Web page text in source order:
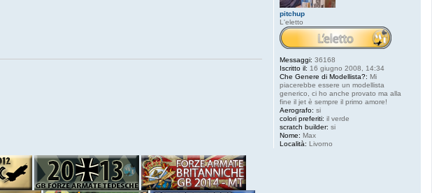
pitchup
L'eletto
Messaggi: 36168
Iscritto il: 16 giugno 2008, 14:34
Che Genere di Modellista?: Mi
piacerebbe essere un modellista
generico, ci ho anche provato ma alla
fine il jet è sempre il primo amore!
Aerografo: si
colori preferiti: il verde
scratch builder: si
Nome: Max
Località: Livorno